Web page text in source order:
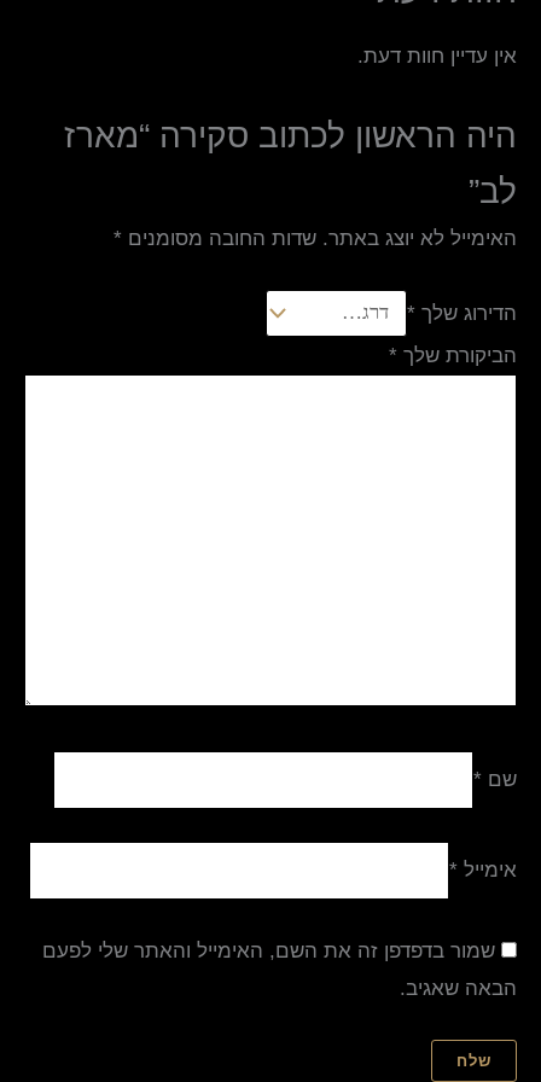
אין עדיין חוות דעת.
היה הראשון לכתוב סקירה “מארז
לב”
האימייל לא יוצג באתר. שדות החובה מסומנים *
הדירוג שלך *
הביקורת שלך *
שם *
אימייל *
שמור בדפדפן זה את השם, האימייל והאתר שלי לפעם
הבאה שאגיב.